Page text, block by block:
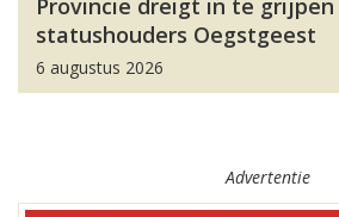
Provincie dreigt in te
statushouders Oegstgeest
6 augustus 2026
Advertentie